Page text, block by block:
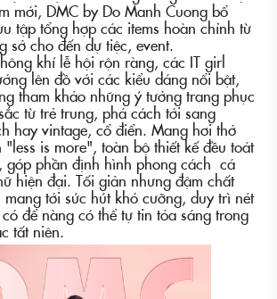
mới, DMC by Do Manh Cuong bổ
tập tổng hợp các items hoàn chỉnh từ
sở cho đến dự tiệc, event.
khí lễ hội rộn ràng, các IT girl
lên đồ với các kiểu dáng nổi bật,
tham khảo những ý tưởng trang phục
từ trẻ trung, phá cách tới sang
hay vintage, cổ điển. Mang hơi thở
is more", toàn bộ thiết kế đều toát
góp phần định hình phong cách cá
hiện đại. Tối giản nhưng đậm chất
tới sức hút khó cưỡng, duy trì nét
để nàng có thể tự tin tỏa sáng trong
tất niên.